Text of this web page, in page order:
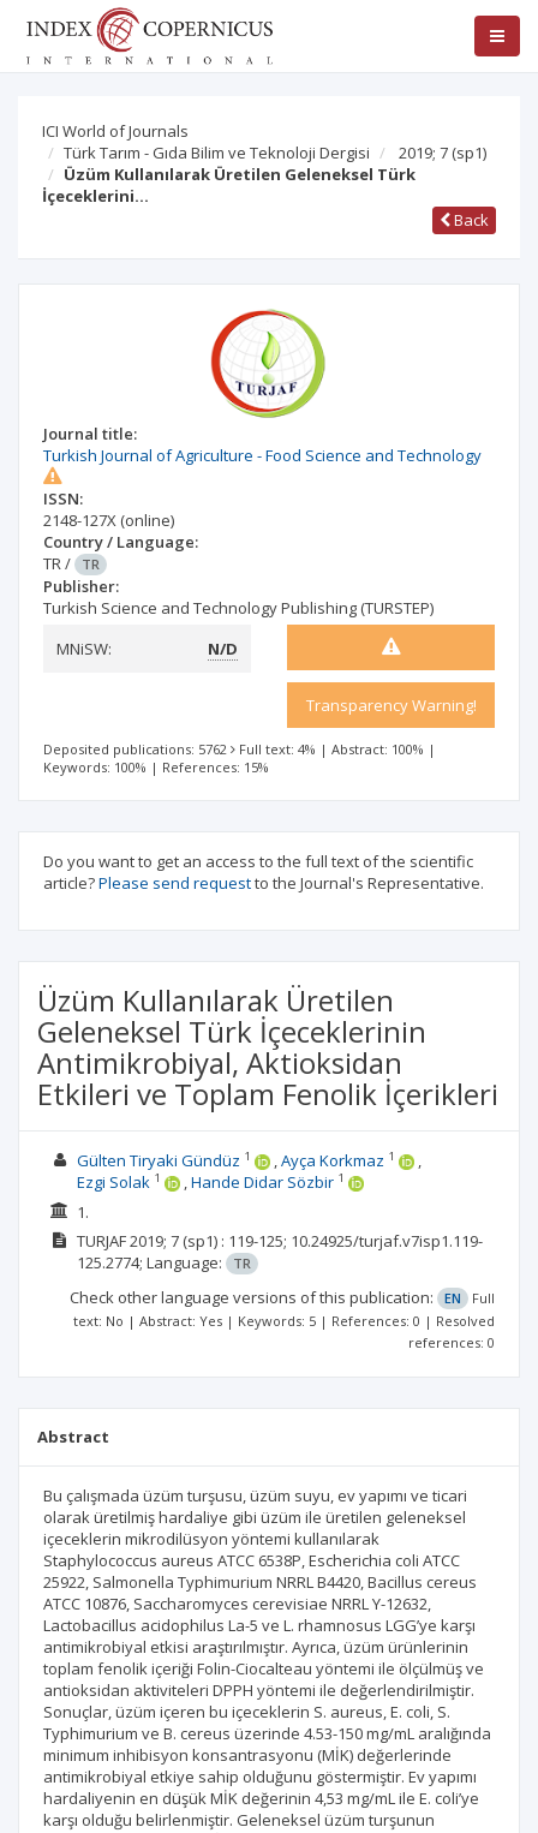
ICI World of Journals
Türk Tarım - Gıda Bilim ve Teknoloji Dergisi
2019; 7 (sp1)
Üzüm Kullanılarak Üretilen Geleneksel Türk
İçeceklerini…
Back
Journal title:
Turkish Journal of Agriculture - Food Science and Technology
ISSN:
2148-127X (online)
Country / Language:
TR/ TR
Publisher:
Turkish Science and Technology Publishing (TURSTEP)
MNiSW:
N/D
Transparency Warning!
Deposited publications: 5762 Full text: 4% | Abstract: 100% |
Keywords: 100% | References: 15%
Do you want to get an access to the full text of the scientific
article?Please send requestto the Journal's Representative.
Üzüm Kullanılarak Üretilen
Geleneksel Türk İçeceklerinin
Antimikrobiyal, Aktioksidan
Etkileri ve Toplam Fenolik İçerikleri
Gülten Tiryaki Gündüz 1 Ayça Korkmaz 1
Ezgi Solak 1 Hande Didar Sözbir1
1.
TURJAF2019; 7(sp1) : 119-125; 10.24925/turjaf.v7isp1.119-
125.2774; Language: TR
Check other language versions of this publication: EN
Full
text: No | Abstract: Yes | Keywords: 5 | References: 0 | Resolved
references: 0
Abstract
Bu çalışmada üzüm turşusu, üzüm suyu, ev yapımı ve ticari
olarak üretilmiş hardaliye gibi üzüm ile üretilen geleneksel
içeceklerin mikrodilüsyon yöntemi kullanılarak
Staphylococcus aureus ATCC 6538P, Escherichia coli ATCC
25922, Salmonella Typhimurium NRRL B4420, Bacillus cereus
ATCC 10876, Saccharomyces cerevisiae NRRL Y-12632,
Lactobacillus acidophilus La-5 ve L. rhamnosus LGG’ye karşı
antimikrobiyal etkisi araştırılmıştır. Ayrıca, üzüm ürünlerinin
toplam fenolik içeriği Folin-Ciocalteau yöntemi ile ölçülmüş ve
antioksidan aktiviteleri DPPH yöntemi ile değerlendirilmiştir.
Sonuçlar, üzüm içeren bu içeceklerin S. aureus, E. coli, S.
Typhimurium ve B. cereus üzerinde 4.53-150 mg/mL aralığında
minimum inhibisyon konsantrasyonu (MİK) değerlerinde
antimikrobiyal etkiye sahip olduğunu göstermiştir. Ev yapımı
hardaliyenin en düşük MİK değerinin 4,53 mg/mL ile E. coli’ye
karşı olduğu belirlenmiştir. Geleneksel üzüm turşunun